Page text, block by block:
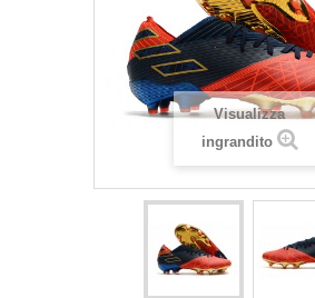
Visualizza
ingrandito